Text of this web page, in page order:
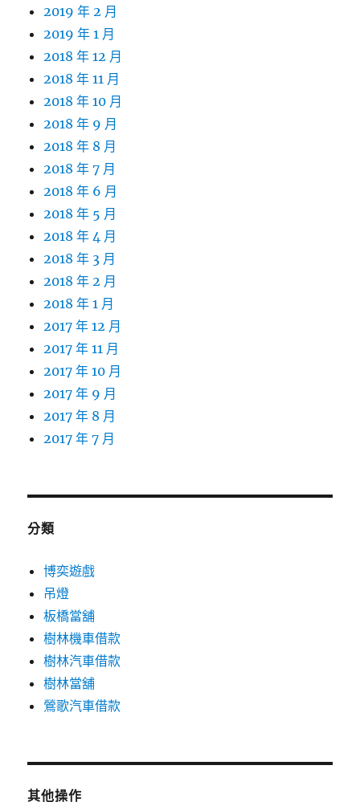
2019 年 2 月
2019 年 1 月
2018 年 12 月
2018 年 11 月
2018 年 10 月
2018 年 9 月
2018 年 8 月
2018 年 7 月
2018 年 6 月
2018 年 5 月
2018 年 4 月
2018 年 3 月
2018 年 2 月
2018 年 1 月
2017 年 12 月
2017 年 11 月
2017 年 10 月
2017 年 9 月
2017 年 8 月
2017 年 7 月
分類
博奕遊戲
吊燈
板橋當舖
樹林機車借款
樹林汽車借款
樹林當舖
鶯歌汽車借款
其他操作